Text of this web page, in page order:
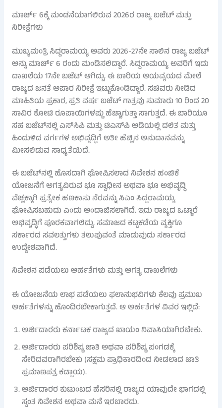
ಮಾರ್ಚ್ 6ಕ್ಕೆ ಮಂಡನೆಯಾಗಲಿರುವ 2026ರ ರಾಜ್ಯ ಬಜೆಟ್ ಮತ್ತು
ನಿರೀಕ್ಷೆಗಳು
ಮುಖ್ಯಮಂತ್ರಿ ಸಿದ್ದರಾಮಯ್ಯ ಅವರು 2026-27ನೇ ಸಾಲಿನ ರಾಜ್ಯ ಬಜೆಟ್
ಅನ್ನು ಮಾರ್ಚ್ 6 ರಂದು ಮಂಡಿಸಲಿದ್ದಾರೆ. ಸಿದ್ದರಾಮಯ್ಯ ಅವರಿಗೆ ಇದು
ದಾಖಲೆಯ 17ನೇ ಬಜೆಟ್ ಆಗಿದ್ದು, ಈ ಬಾರಿಯ ಆಯವ್ಯಯದ ಮೇಲೆ
ರಾಜ್ಯದ ಜನತೆ ಅಪಾರ ನಿರೀಕ್ಷೆ ಇಟ್ಟುಕೊಂಡಿದ್ದಾರೆ. ಸಚಿವರು ನೀಡಿದ
ಮಾಹಿತಿಯ ಪ್ರಕಾರ, ಪ್ರತಿ ವರ್ಷ ಬಜೆಟ್ ಗಾತ್ರವು ಸುಮಾರು 10 ರಿಂದ 20
ಸಾವಿರ ಕೋಟಿ ರೂಪಾಯಿಗಳಷ್ಟು ಹೆಚ್ಚಾಗುತ್ತಾ ಸಾಗುತ್ತದೆ. ಈ ಬಾರಿಯೂ
ಸಹ ಬಜೆಟ್‌ನಲ್ಲಿ ಎಸ್‌ಸಿಪಿ ಮತ್ತು ಟಿಎಸ್‌ಪಿ ಅಡಿಯಲ್ಲಿ ದಲಿತ ಮತ್ತು
ಹಿಂದುಳಿದ ವರ್ಗಗಳ ಅಭಿವೃದ್ಧಿಗೆ ಅತೀ ಹೆಚ್ಚಿನ ಅನುದಾನವನ್ನು
ಮೀಸಲಿಡುವ ಸಾಧ್ಯತೆಯಿದೆ.
ಈ ಬಜೆಟ್‌ನಲ್ಲಿ ಹೊಸದಾಗಿ ಘೋಷಿಸಲಾದ ನಿವೇಶನ ಹಂಚಿಕೆ
ಯೋಜನೆಗೆ ಅಗತ್ಯವಿರುವ ಭೂ ಸ್ವಾಧೀನ ಅಥವಾ ಭೂ ಅಭಿವೃದ್ಧಿ
ವೆಚ್ಚಕ್ಕಾಗಿ ಪ್ರತ್ಯೇಕ ಹಣಕಾಸು ನೆರವನ್ನು ಸಿಎಂ ಸಿದ್ದರಾಮಯ್ಯ
ಘೋಷಿಸಬಹುದು ಎಂದು ಅಂದಾಜಿಸಲಾಗಿದೆ. ಇದು ರಾಜ್ಯದ ಒಟ್ಟಾರೆ
ಅಭಿವೃದ್ಧಿಗೆ ಪೂರಕವಾಗಲಿದ್ದು, ಸಮಾಜದ ಕಟ್ಟಕಡೆಯ ವ್ಯಕ್ತಿಗೂ
ಸರ್ಕಾರದ ಸವಲತ್ತುಗಳು ತಲುಪುವಂತೆ ಮಾಡುವುದು ಸರ್ಕಾರದ
ಉದ್ದೇಶವಾಗಿದೆ.
ನಿವೇಶನ ಪಡೆಯಲು ಅರ್ಹತೆಗಳು ಮತ್ತು ಅಗತ್ಯ ದಾಖಲೆಗಳು
ಈ ಯೋಜನೆಯ ಲಾಭ ಪಡೆಯಲು ಫಲಾನುಭವಿಗಳು ಕೆಲವು ಪ್ರಮುಖ
ಅರ್ಹತೆಗಳನ್ನು ಹೊಂದಿರಬೇಕಾಗುತ್ತದೆ. ಆ ಅರ್ಹತೆಗಳ ವಿವರ ಇಲ್ಲಿದೆ:
ಅರ್ಜಿದಾರರು ಕರ್ನಾಟಕ ರಾಜ್ಯದ ಖಾಯಂ ನಿವಾಸಿಯಾಗಿರಬೇಕು.
ಅರ್ಜಿದಾರರು ಪರಿಶಿಷ್ಟ ಜಾತಿ ಅಥವಾ ಪರಿಶಿಷ್ಟ ಪಂಗಡಕ್ಕೆ
ಸೇರಿದವರಾಗಿರಬೇಕು (ಸಕ್ಷಮ ಪ್ರಾಧಿಕಾರದಿಂದ ನೀಡಲಾದ ಜಾತಿ
ಪ್ರಮಾಣಪತ್ರ ಕಡ್ಡಾಯ).
ಅರ್ಜಿದಾರರ ಕುಟುಂಬದ ಹೆಸರಿನಲ್ಲಿ ರಾಜ್ಯದ ಯಾವುದೇ ಭಾಗದಲ್ಲಿ
ಸ್ವಂತ ನಿವೇಶನ ಅಥವಾ ಮನೆ ಇರಬಾರದು.